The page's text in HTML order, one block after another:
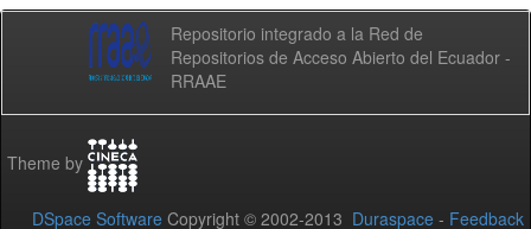
Repositorio integrado a la Red de
Repositorios de Acceso Abierto del Ecuador -
RRAAE
Theme by
DSpace Software Copyright © 2002-2013 Duraspace - Feedback